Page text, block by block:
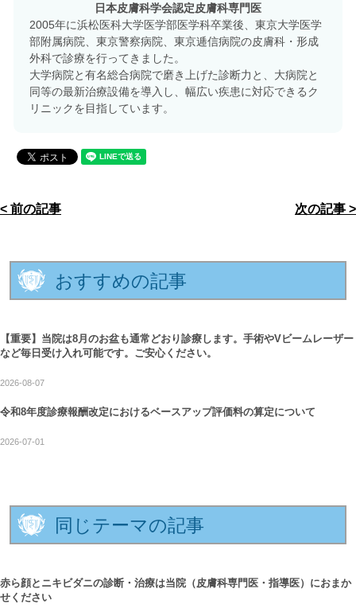
日本皮膚科学会認定皮膚科専門医
2005年に浜松医科大学医学部医学科卒業後、東京大学医学
部附属病院、東京警察病院、東京逓信病院の皮膚科・形成
外科で診療を行ってきました。
大学病院と有名総合病院で磨き上げた診断力と、大病院と
同等の最新治療設備を導入し、幅広い疾患に対応できるク
リニックを目指しています。
< 前の記事 次の記事 >
おすすめの記事
【重要】当院は8月のお盆も通常どおり診療します。手術やVビームレーザー
など毎日受け入れ可能です。ご安心ください。
2026-08-07
令和8年度診療報酬改定におけるベースアップ評価料の算定について
2026-07-01
同じテーマの記事
赤ら顔とニキビダニの診断・治療は当院（皮膚科専門医・指導医）におまか
せください